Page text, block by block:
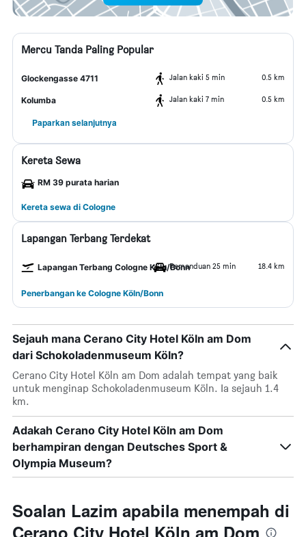
Mercu Tanda Paling Popular
Glockengasse 4711 Jalan kaki 5 min 0.5 km
Kolumba Jalan kaki 7 min 0.5 km
Paparkan selanjutnya
Kereta Sewa
RM 39 purata harian
Kereta sewa di Cologne
Lapangan Terbang Terdekat
Lapangan Terbang Cologne Köln/BonnPemanduan 25 min 18.4 km
Penerbangan ke Cologne Köln/Bonn
Sejauh mana Cerano City Hotel Köln am Dom
dari Schokoladenmuseum Köln?
Cerano City Hotel Köln am Dom adalah tempat yang baik
untuk menginap Schokoladenmuseum Köln. Ia sejauh 1.4
km.
Adakah Cerano City Hotel Köln am Dom
berhampiran dengan Deutsches Sport &
Olympia Museum?
Soalan Lazim apabila menempah di
Cerano City Hotel Köln am Dom